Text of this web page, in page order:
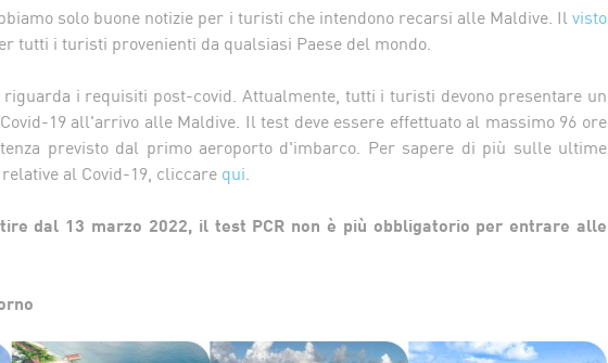
solo buone notizie per i turisti che intendono recarsi alle Maldive. Ilvisto
tutti i turisti provenienti da qualsiasi Paese del mondo.
riguarda i requisiti post-covid. Attualmente, tutti i turisti devono presentare un
19 all'arrivo alle Maldive. Il test deve essere effettuato al massimo 96 ore
previsto dal primo aeroporto d'imbarco. Per sapere di più sulle ultime
al Covid-19, cliccare qui.
dal 13 marzo 2022, il test PCR non è più obbligatorio per entrare alle